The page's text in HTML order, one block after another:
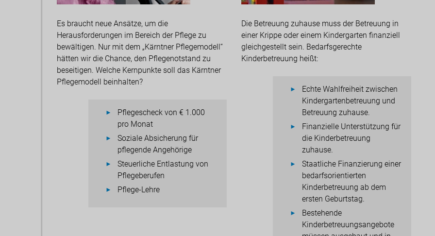
Es braucht neue Ansätze, um die
Herausforderungen im Bereich der Pflege zu
bewältigen. Nur mit dem „Kärntner Pflegemodell“
hätten wir die Chance, den Pflegenotstand zu
beseitigen. Welche Kernpunkte soll das Kärntner
Pflegemodell beinhalten?
Pflegescheck von € 1.000
pro Monat
Soziale Absicherung für
pflegende Angehörige
Steuerliche Entlastung von
Pflegeberufen
Pflege-Lehre
Die Betreuung zuhause muss der Betreuung in
einer Krippe oder einem Kindergarten finanziell
gleichgestellt sein. Bedarfsgerechte
Kinderbetreuung heißt:
Echte Wahlfreiheit zwischen
Kindergartenbetreuung und
Betreuung zuhause.
Finanzielle Unterstützung für
die Kinderbetreuung
zuhause.
Staatliche Finanzierung einer
bedarfsorientierten
Kinderbetreuung ab dem
ersten Geburtstag.
Bestehende
Kinderbetreuungsangebote